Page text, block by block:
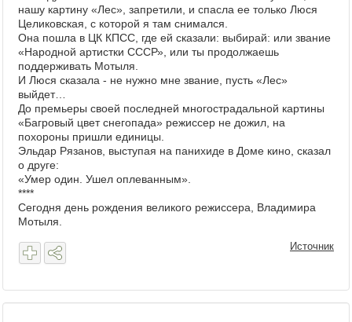
нашу картину «Лес», запретили, и спасла ее только Люся
Целиковская, с которой я там снимался.
Она пошла в ЦК КПСС, где ей сказали: выбирай: или звание
«Народной артистки СССР», или ты продолжаешь
поддерживать Мотыля.
И Люся сказала - не нужно мне звание, пусть «Лес»
выйдет…
До премьеры своей последней многострадальной картины
«Багровый цвет снегопада» режиссер не дожил, на
похороны пришли единицы.
Эльдар Рязанов, выступая на панихиде в Доме кино, сказал
о друге:
«Умер один. Ушел оплеванным».
****
Сегодня день рождения великого режиссера, Владимира
Мотыля.
Источник